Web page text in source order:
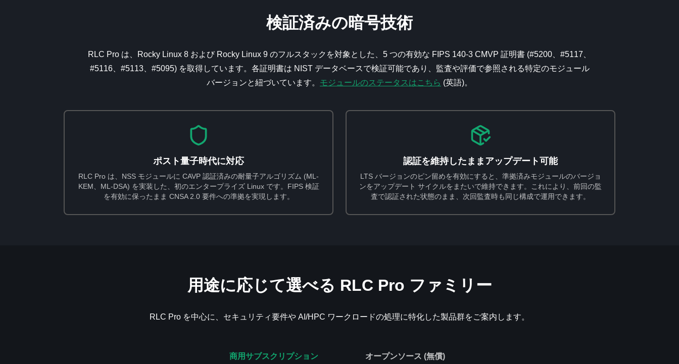
検証済みの暗号技術
RLC Pro は、Rocky Linux 8 および Rocky Linux 9 のフルスタックを対象とした、5 つの有効な FIPS 140-3 CMVP 証明書 (#5200、#5117、
#5116、#5113、#5095) を取得しています。各証明書は NIST データベースで検証可能であり、監査や評価で参照される特定のモジュール
バージョンと紐づいています。 モジュールのステータスはこちら (英語)。
ポスト量子時代に対応
RLC Pro は、NSS モジュールに CAVP 認証済みの耐量子アルゴリズム (ML-
KEM、ML-DSA) を実装した、初のエンタープライズ Linux です。FIPS 検証
を有効に保ったまま CNSA 2.0 要件への準拠を実現します。
認証を維持したままアップデート可能
LTS バージョンのピン留めを有効にすると、準拠済みモジュールのバージョ
ンをアップデート サイクルをまたいで維持できます。これにより、前回の監
査で認証された状態のまま、次回監査時も同じ構成で運用できます。
用途に応じて選べる RLC Pro ファミリー
RLC Pro を中心に、セキュリティ要件や AI/HPC ワークロードの処理に特化した製品群をご案内します。
商用サブスクリプション オープンソース (無償)